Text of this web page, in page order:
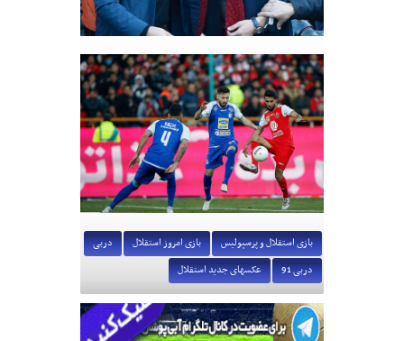
بازی استقلال و پرسپولیس بازی امروز استقلال
دربی
دربی 91
عکسهای جدید استقلال